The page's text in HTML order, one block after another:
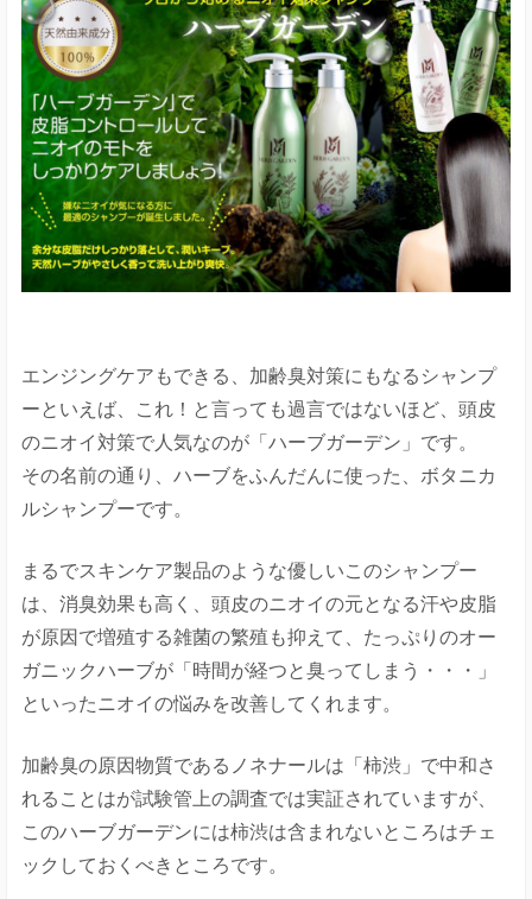
エンジングケアもできる、加齢臭対策にもなるシャンプ
ーといえば、これ！と言っても過言ではないほど、頭皮
のニオイ対策で人気なのが「ハーブガーデン」です。
その名前の通り、ハーブをふんだんに使った、ボタニカ
ルシャンプーです。
まるでスキンケア製品のような優しいこのシャンプー
は、消臭効果も高く、頭皮のニオイの元となる汗や皮脂
が原因で増殖する雑菌の繁殖も抑えて、たっぷりのオー
ガニックハーブが「時間が経つと臭ってしまう・・・」
といったニオイの悩みを改善してくれます。
加齢臭の原因物質であるノネナールは「柿渋」で中和さ
れることはが試験管上の調査では実証されていますが、
このハーブガーデンには柿渋は含まれないところはチェ
ックしておくべきところです。